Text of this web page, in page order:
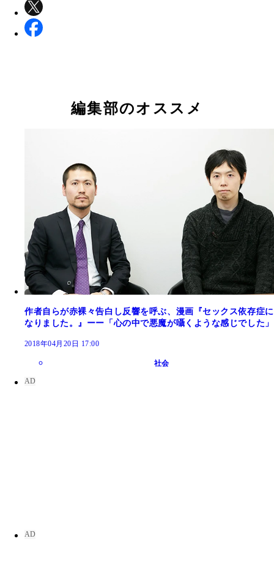
編集部のオススメ
作者自らが赤裸々告白し反響を呼ぶ、漫画『セックス依存症に
なりました。』ーー「心の中で悪魔が囁くような感じでした」
2018年04月20日 17:00
社会